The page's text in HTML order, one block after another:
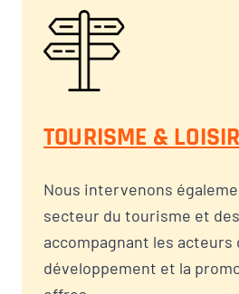
TOURISME & LOISIR
Nous intervenons
secteur du tourisme et
accompagnant les acteurs
développement et la